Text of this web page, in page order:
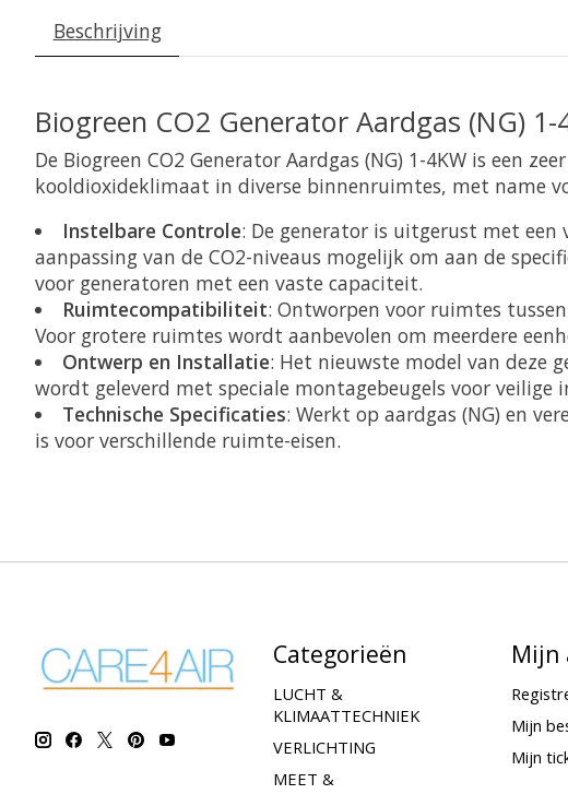
Beschrijving
Biogreen CO2 Generator Aardgas (NG) 1-
De Biogreen CO2 Generator Aardgas (NG) 1-4KW is een
kooldioxideklimaat in diverse binnenruimtes, met name
Instelbare Controle: De generator is uitgerust met
aanpassing van de CO2-niveaus mogelijk om aan de
voor generatoren met een vaste capaciteit.
Ruimtecompatibiliteit: Ontworpen voor ruimtes
Voor grotere ruimtes wordt aanbevolen om meerdere
Ontwerp en Installatie: Het nieuwste model van deze
wordt geleverd met speciale montagebeugels voor veilige
Technische Specificaties: Werkt op aardgas (NG) en
is voor verschillende ruimte-eisen.
Categorieën
LUCHT &
KLIMAATTECHNIEK
VERLICHTING
MEET &
Mijn
Mijn
Mijn